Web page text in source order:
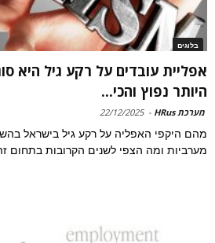
בלוגים
אפליית עובדים על רקע גיל היא
היותר נפוץ והכי...
מערכת HRus -
22/12/2025
מהם היקפי האפליה על רקע גיל בישראל
מערביות ומה הצפי לשנים הקרובות בתחום